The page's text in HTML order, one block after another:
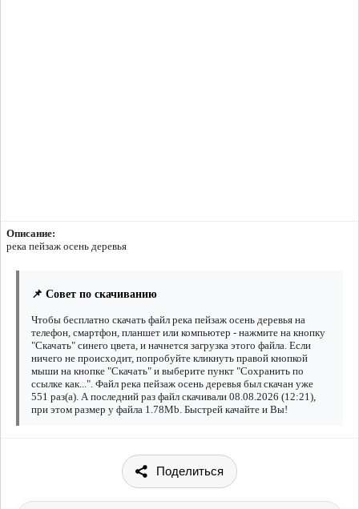
Описание:
река пейзаж осень деревья
📌 Совет по скачиванию
Чтобы бесплатно скачать файл река пейзаж осень деревья на
телефон, смартфон, планшет или компьютер - нажмите на кнопку
"Скачать" синего цвета, и начнется загрузка этого файла. Если
ничего не происходит, попробуйте кликнуть правой кнопкой
мыши на кнопке "Скачать" и выберите пункт "Сохранить по
ссылке как...". Файл река пейзаж осень деревья был скачан уже
551 раз(а). А последний раз файл скачивали 08.08.2026 (12:21),
при этом размер у файла 1.78Mb. Быстрей качайте и Вы!
Поделиться